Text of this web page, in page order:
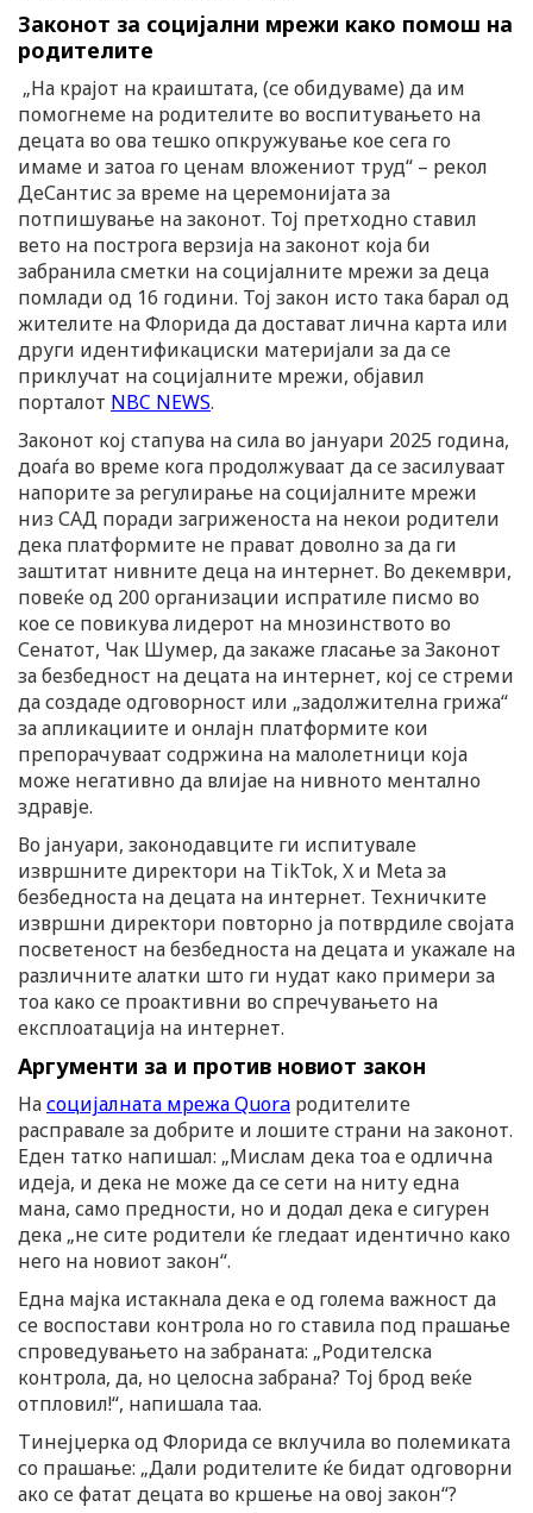
Законот за социјални мрежи како помош на
родителите
„На крајот на краиштата, (се обидуваме) да им
помогнеме на родителите во воспитувањето на
децата во ова тешко опкружување кое сега го
имаме и затоа го ценам вложениот труд“ – рекол
ДеСантис за време на церемонијата за
потпишување на законот. Тој претходно ставил
вето на построга верзија на законот која би
забранила сметки на социјалните мрежи за деца
помлади од 16 години. Тој закон исто така барал од
жителите на Флорида да достават лична карта или
други идентификациски материјали за да се
приклучат на социјалните мрежи, објавил
порталот NBC NEWS.
Законот кој стапува на сила во јануари 2025 година,
доаѓа во време кога продолжуваат да се засилуваат
напорите за регулирање на социјалните мрежи
низ САД поради загриженоста на некои родители
дека платформите не прават доволно за да ги
заштитат нивните деца на интернет. Во декември,
повеќе од 200 организации испратиле писмо во
кое се повикува лидерот на мнозинството во
Сенатот, Чак Шумер, да закаже гласање за Законот
за безбедност на децата на интернет, кој се стреми
да создаде одговорност или „задолжителна грижа“
за апликациите и онлајн платформите кои
препорачуваат содржина на малолетници која
може негативно да влијае на нивното ментално
здравје.
Во јануари, законодавците ги испитувале
извршните директори на TikTok, X и Meta за
безбедноста на децата на интернет. Техничките
извршни директори повторно ја потврдиле својата
посветеност на безбедноста на децата и укажале на
различните алатки што ги нудат како примери за
тоа како се проактивни во спречувањето на
експлоатација на интернет.
Аргументи за и против новиот закон
Насоцијалната мрежа Quora родителите
расправале за добрите и лошите страни на законот.
Еден татко напишал: „Мислам дека тоа е одлична
идеја, и дека не може да се сети на ниту една
мана, само предности, но и додал дека е сигурен
дека „не сите родители ќе гледаат идентично како
него на новиот закон“.
Една мајка истакнала дека е од голема важност да
се воспостави контрола но го ставила под прашање
спроведувањето на забраната: „Родителска
контрола, да, но целосна забрана? Тој брод веќе
отпловил!“, напишала таа.
Тинејџерка од Флорида се вклучила во полемиката
со прашање: „Дали родителите ќе бидат одговорни
ако се фатат децата во кршење на овој закон“?